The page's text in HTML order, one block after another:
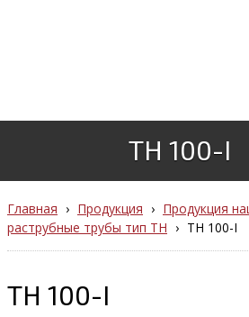
ТН 100-I
Главная › Продукция › Продукция
раструбные трубы тип ТН › ТН 100-I
ТН 100-I